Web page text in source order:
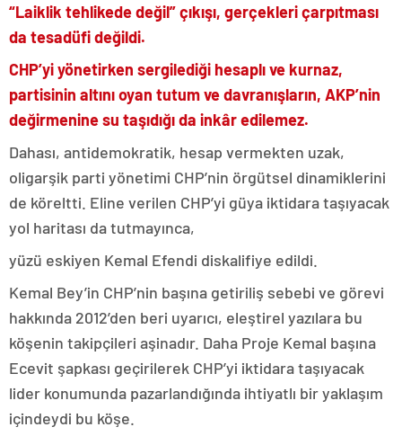
“Laiklik tehlikede değil” çıkışı, gerçekleri çarpıtması
da tesadüfi değildi.
CHP’yi yönetirken sergilediği hesaplı ve kurnaz,
partisinin altını oyan tutum ve davranışların, AKP’nin
değirmenine su taşıdığı da inkâr edilemez.
Dahası, antidemokratik, hesap vermekten uzak,
oligarşik parti yönetimi CHP’nin örgütsel dinamiklerini
de köreltti. Eline verilen CHP’yi güya iktidara taşıyacak
yol haritası da tutmayınca,
yüzü eskiyen Kemal Efendi diskalifiye edildi.
Kemal Bey’in CHP’nin başına getiriliş sebebi ve görevi
hakkında 2012’den beri uyarıcı, eleştirel yazılara bu
köşenin takipçileri aşinadır. Daha Proje Kemal başına
Ecevit şapkası geçirilerek CHP’yi iktidara taşıyacak
lider konumunda pazarlandığında ihtiyatlı bir yaklaşım
içindeydi bu köşe.